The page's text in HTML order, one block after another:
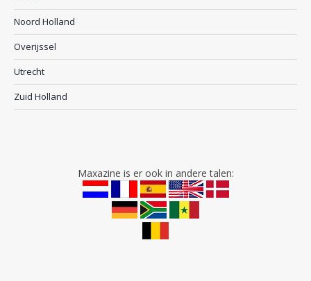
Noord Holland
Overijssel
Utrecht
Zuid Holland
Maxazine is er ook in andere talen: